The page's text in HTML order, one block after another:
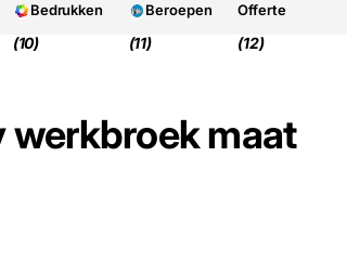
Bedrukken
(10)
Beroepen
(11)
Offerte
(12)
werkbroek maat